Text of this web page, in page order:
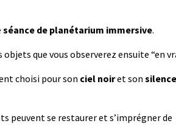
séance de planétarium immersive.
que vous observerez ensuite “en
choisi pour son ciel noiret son silence
peuvent se restaurer et s’imprégner de